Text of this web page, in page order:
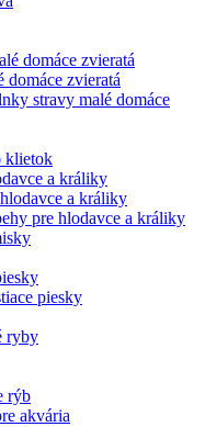
domáce zvieratá
domáce zvieratá
stravy malé domáce
klietok
a králiky
a králiky
pre hlodavce a králiky
piesky
ryby
rýb
akvária